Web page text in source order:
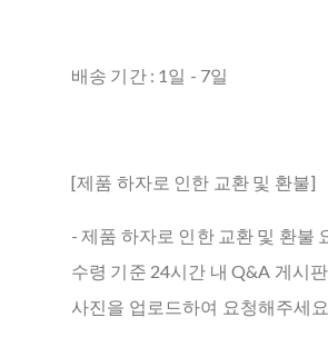
배송 기간 : 1일 - 7일
[제품 하자로 인한 교환 및 환불]
- 제품 하자로 인한 교환 및 환불
수령 기준 24시간 내 Q&A 게시
사진을 업로드하여 요청해주세요.